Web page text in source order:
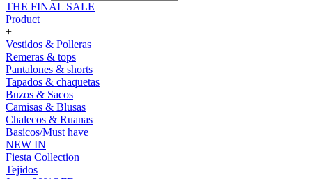
THE FINAL SALE
Product
+
Vestidos & Polleras
Remeras & tops
Pantalones & shorts
Tapados & chaquetas
Buzos & Sacos
Camisas & Blusas
Chalecos & Ruanas
Basicos/Must have
NEW IN
Fiesta Collection
Tejidos